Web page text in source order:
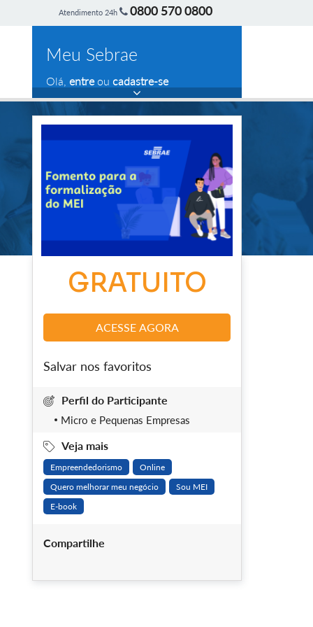
Atendimento 24h 0800 570 0800
Meu Sebrae
Olá, entreou cadastre-se
GRATUITO
ACESSE AGORA
Salvar nos favoritos
Perfil do Participante
Micro e Pequenas Empresas
Veja mais
Empreendedorismo
Online
Quero melhorar meu negócio
Sou MEI
E-book
Compartilhe